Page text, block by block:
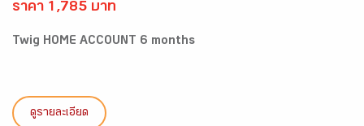
ราคา 1,785 บาท
Twig HOME ACCOUNT 6 months
ดูรายละเอียด